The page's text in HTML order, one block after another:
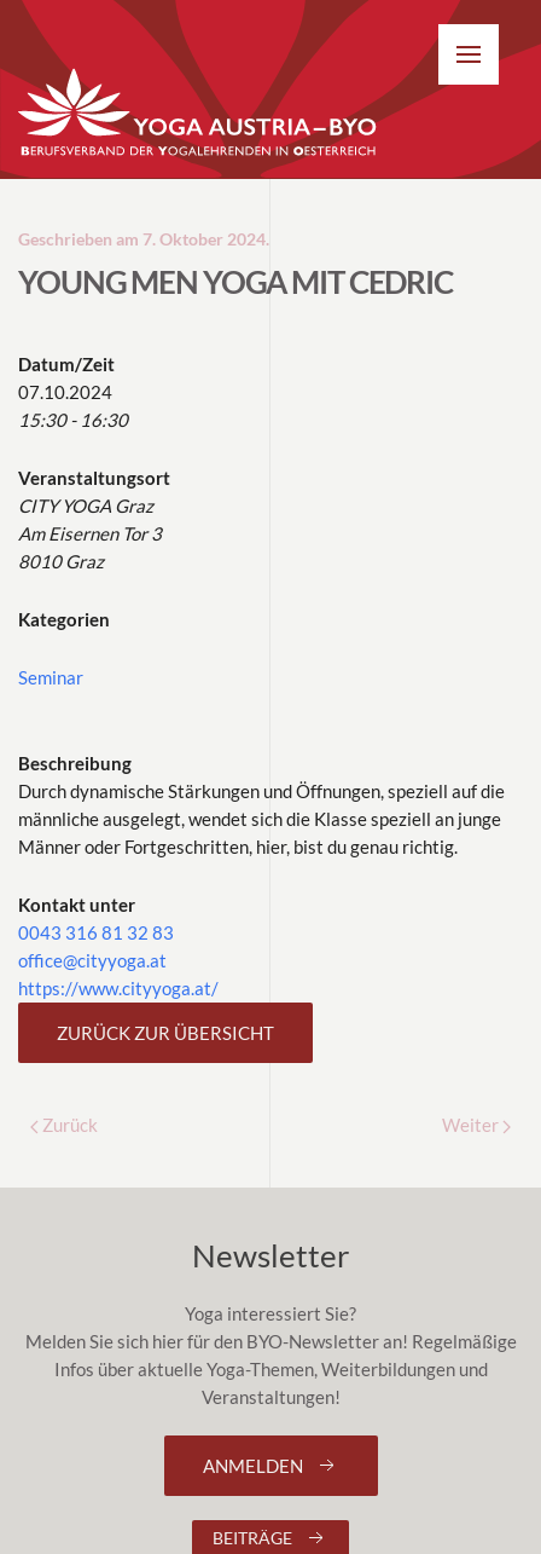
Geschrieben am 7. Oktober 2024.
YOUNG MEN YOGA MIT CEDRIC
Datum/Zeit
07.10.2024
15:30 - 16:30
Veranstaltungsort
CITY YOGA Graz
Am Eisernen Tor 3
8010 Graz
Kategorien
Seminar
Beschreibung
Durch dynamische Stärkungen und Öffnungen, speziell auf die
männliche ausgelegt, wendet sich die Klasse speziell an junge
Männer oder Fortgeschritten, hier, bist du genau richtig.
Kontakt unter
0043 316 81 32 83
office@cityyoga.at
https://www.cityyoga.at/
ZURÜCK ZUR ÜBERSICHT
Zurück Weiter
Newsletter
Yoga interessiert Sie?
Melden Sie sich hier für den BYO-Newsletter an! Regelmäßige
Infos über aktuelle Yoga-Themen, Weiterbildungen und
Veranstaltungen!
ANMELDEN
BEITRÄGE